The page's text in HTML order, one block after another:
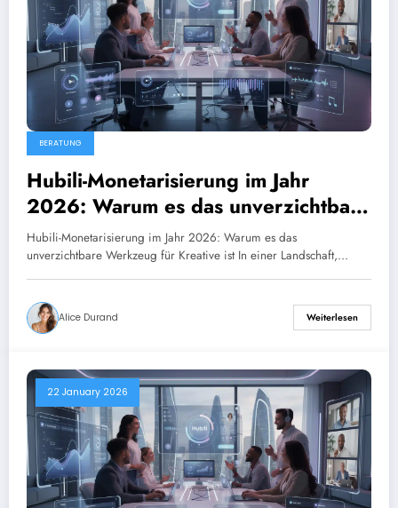
BERATUNG
Hubili-Monetarisierung im Jahr
2026: Warum es das unverzichtbare
Werkzeug für Kreative ist
Hubili-Monetarisierung im Jahr 2026: Warum es das
unverzichtbare Werkzeug für Kreative ist In einer Landschaft,…
Alice Durand Weiterlesen
22 January 2026